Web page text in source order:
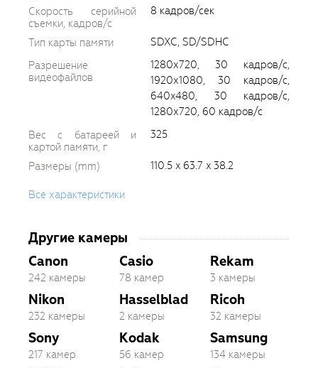
Скорость серийной
съемки, кадров/с
8 кадров/сек
Тип карты памяти
SDXC, SD/SDHC
Разрешение
видеофайлов
1280х720, 30 кадров/с,
1920х1080, 30 кадров/с,
640x480, 30 кадров/с,
1280х720, 60 кадров/с
Вес с батареей и
картой памяти, г
325
Размеры (mm) 110.5 x 63.7 x 38.2
Все характеристики
Другие камеры
Canon
242 камеры
Nikon
232 камеры
Sony
217 камер
Casio
78 камер
Hasselblad
2 камеры
Kodak
56 камер
Rekam
3 камеры
Ricoh
32 камеры
Samsung
134 камеры